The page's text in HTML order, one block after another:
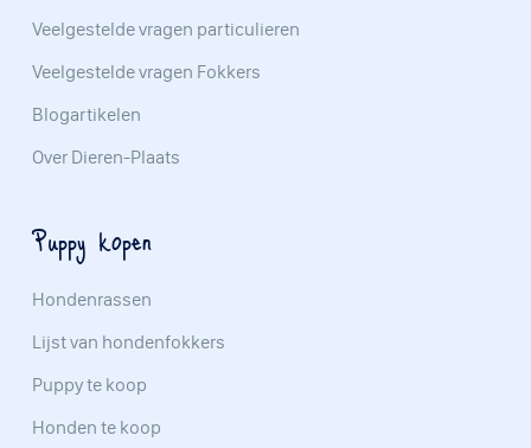
Veelgestelde vragen particulieren
Veelgestelde vragen Fokkers
Blogartikelen
Over Dieren-Plaats
Puppy kopen
Hondenrassen
Lijst van hondenfokkers
Puppy te koop
Honden te koop